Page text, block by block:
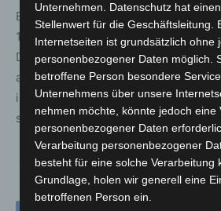
Ein 29-jähriger Tatverdächtiger aus
17.02.2023 dem Amtsgericht
Dieses ordnete die
an. Die Ermittlungen der
insbesondere die umfangreiche
sichergestellten Beweismaterials,
Unternehmen. Datenschutz hat
Stellenwert für die Geschäftsleitung.
Internetseiten ist grundsätzlich ohne
personenbezogener Daten möglich.
betroffene Person besondere
Unternehmens über unsere
nehmen möchte, könnte jedoch eine
personenbezogener Daten
Verarbeitung personenbezogener
besteht für eine solche Verarbeitung
Grundlage, holen wir generell eine
betroffenen Person ein.